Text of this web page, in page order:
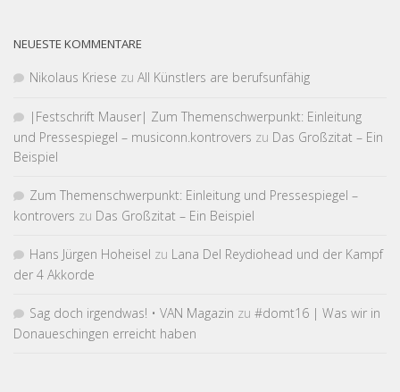
NEUESTE KOMMENTARE
Nikolaus Kriese zu All Künstlers are berufsunfähig
|Fest­schrift Mauser| Zum Themen­schwer­punkt: Einleitung
und Pressespiegel – musiconn.kontrovers zu Das Großzitat – Ein
Beispiel
Zum Themen­schwer­punkt: Einleitung und Pressespiegel –
kontrovers zu Das Großzitat – Ein Beispiel
Hans Jürgen Hoheisel zu Lana Del Reydiohead und der Kampf
der 4 Akkorde
Sag doch irgendwas! • VAN Magazin zu #domt16 | Was wir in
Donaueschingen erreicht haben